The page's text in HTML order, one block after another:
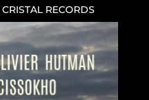
CRISTAL RECORDS